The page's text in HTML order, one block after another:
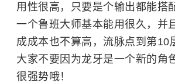
用性很高，只要是个输出都能搭
一个鲁班大师基本能用很久，并
成成本也不算高，流脉点到第10
大家不要因为龙牙是一个新的角
很强势哦！